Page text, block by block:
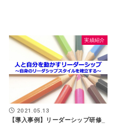
実績紹介
2021.05.13
【導入事例】リーダーシップ研修_